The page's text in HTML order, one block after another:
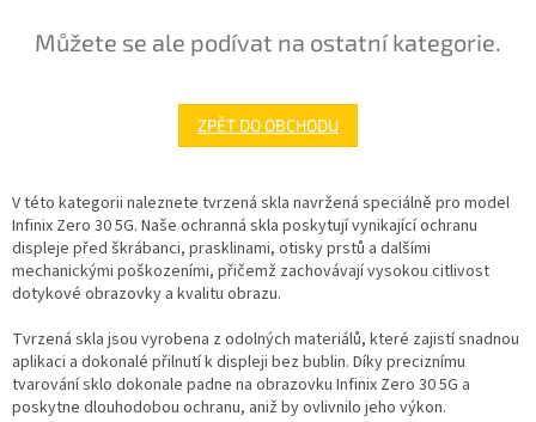
Můžete se ale podívat na ostatní kategorie.
ZPĚT DO OBCHODU
V této kategorii naleznete tvrzená skla navržená speciálně pro model
Infinix Zero 30 5G. Naše ochranná skla poskytují vynikající ochranu
displeje před škrábanci, prasklinami, otisky prstů a dalšími
mechanickými poškozeními, přičemž zachovávají vysokou citlivost
dotykové obrazovky a kvalitu obrazu.
Tvrzená skla jsou vyrobena z odolných materiálů, které zajistí snadnou
aplikaci a dokonalé přilnutí k displeji bez bublin. Díky preciznímu
tvarování sklo dokonale padne na obrazovku Infinix Zero 30 5G a
poskytne dlouhodobou ochranu, aniž by ovlivnilo jeho výkon.